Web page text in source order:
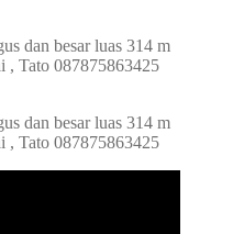
dan besar luas 314 m
, Tato 087875863425
dan besar luas 314 m
, Tato 087875863425